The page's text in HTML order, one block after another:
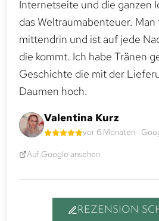
Internetseite und die ganzen
das Weltraumabenteuer.
mittendrin und ist auf jede
die kommt. Ich habe Tränen
Geschichte die mit der
Daumen hoch.
Valentina Kurz
vor 6 Monaten ·
Auf Google ansehen
REZENSION